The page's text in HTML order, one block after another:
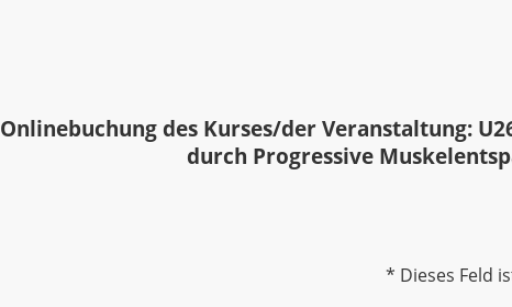
Onlinebuchung des Kurses/der Veranstaltung:
durch Progressive
* Dieses Feld